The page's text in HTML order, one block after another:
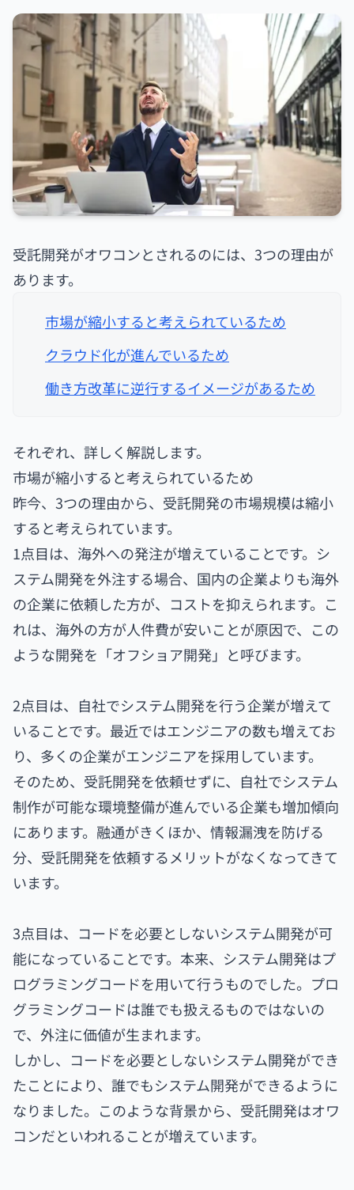
受託開発がオワコンとされるのには、3つの理由が
あります。
市場が縮小すると考えられているため
クラウド化が進んでいるため
働き方改革に逆行するイメージがあるため
それぞれ、詳しく解説します。
市場が縮小すると考えられているため
昨今、3つの理由から、受託開発の市場規模は縮小
すると考えられています。
1点目は、海外への発注が増えていることです。シ
ステム開発を外注する場合、国内の企業よりも海外
の企業に依頼した方が、コストを抑えられます。こ
れは、海外の方が人件費が安いことが原因で、この
ような開発を「オフショア開発」と呼びます。
2点目は、自社でシステム開発を行う企業が増えて
いることです。最近ではエンジニアの数も増えてお
り、多くの企業がエンジニアを採用しています。
そのため、受託開発を依頼せずに、自社でシステム
制作が可能な環境整備が進んでいる企業も増加傾向
にあります。融通がきくほか、情報漏洩を防げる
分、受託開発を依頼するメリットがなくなってきて
います。
3点目は、コードを必要としないシステム開発が可
能になっていることです。本来、システム開発はプ
ログラミングコードを用いて行うものでした。プロ
グラミングコードは誰でも扱えるものではないの
で、外注に価値が生まれます。
しかし、コードを必要としないシステム開発ができ
たことにより、誰でもシステム開発ができるように
なりました。このような背景から、受託開発はオワ
コンだといわれることが増えています。